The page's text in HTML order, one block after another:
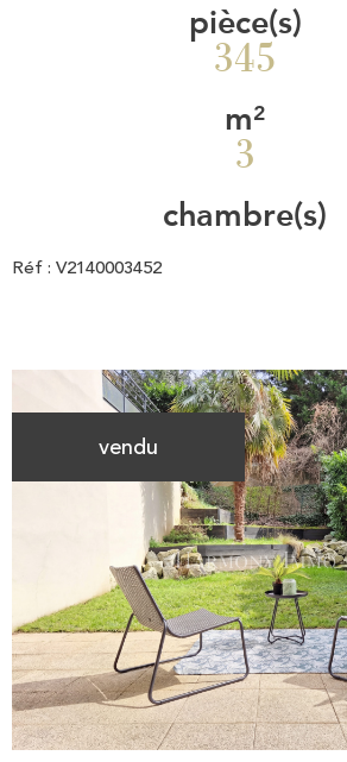
pièce(s)
345
m²
3
chambre(s)
Réf : V2140003452
vendu
Voir le
bien